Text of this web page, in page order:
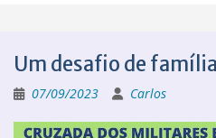
Um desafio de família
07/09/2023 Carlos